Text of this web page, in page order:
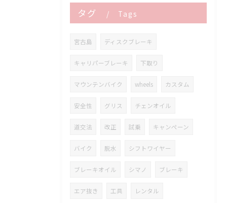
タグ Tags
宮古島 ディスクブレーキ
キャリパーブレーキ 下取り
マウンテンバイク wheels カスタム
安全性 グリス チェンオイル
道交法 改正 試乗 キャンペーン
バイク 脱水 シフトワイヤー
ブレーキオイル シマノ ブレーキ
エア抜き 工具 レンタル